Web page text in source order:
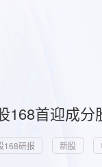
168首迎成
168研报 新股